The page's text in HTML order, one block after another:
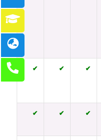
✔
✔
✔
✔
✔
✔